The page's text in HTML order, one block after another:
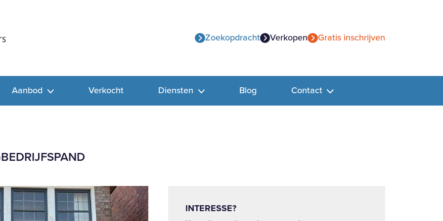
Zoekopdracht Verkopen Gratis inschrijven
Aanbod Verkocht Diensten Blog Contact
INTERESSE?